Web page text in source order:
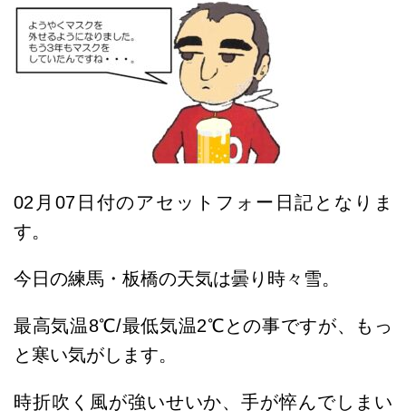
02 月07日 付のアセットフォー日記となりま
す。
今日の練馬・板橋の天気は曇り時々雪。
最高気温8℃/最低気温2℃との事ですが、もっ
と寒い気がします。
時折吹く風が強いせいか、手が悴んでしまい